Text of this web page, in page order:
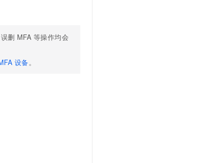
删 MFA 等操作均会
设备。